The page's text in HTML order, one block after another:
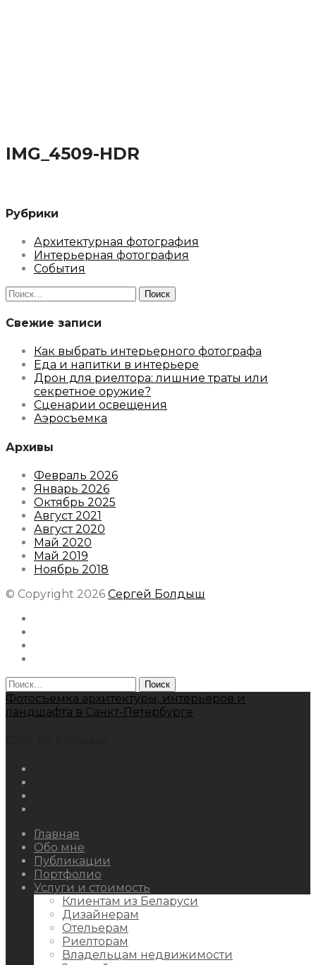
IMG_4509-HDR
Рубрики
Архитектурная фотография
Интерьерная фотография
События
Найти:
Свежие записи
Как выбрать интерьерного фотографа
Еда и напитки в интерьере
Дрон для риелтора: лишние траты или
секретное оружие?
Сценарии освещения
Аэросъемка
Архивы
Февраль 2026
Январь 2026
Октябрь 2025
Август 2021
Август 2020
Май 2020
Май 2019
Ноябрь 2018
© Copyright 2026 Сергей Болдыш
Найти:
Фотосъемка архитектуры, интерьеров и
ландшафта в Санкт-Петербурге
Главная
Обо мне
Публикации
Портфолио
Услуги и стоимость
Клиентам из Беларуси
Дизайнерам
Отельерам
Риелторам
Владельцам недвижимости